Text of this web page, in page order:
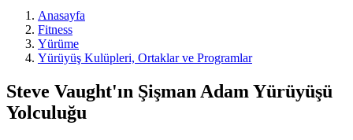
Anasayfa
Fitness
Yürüme
Yürüyüş Kulüpleri, Ortaklar ve Programlar
Steve Vaught'ın Şişman Adam Yürüyüşü
Yolculuğu